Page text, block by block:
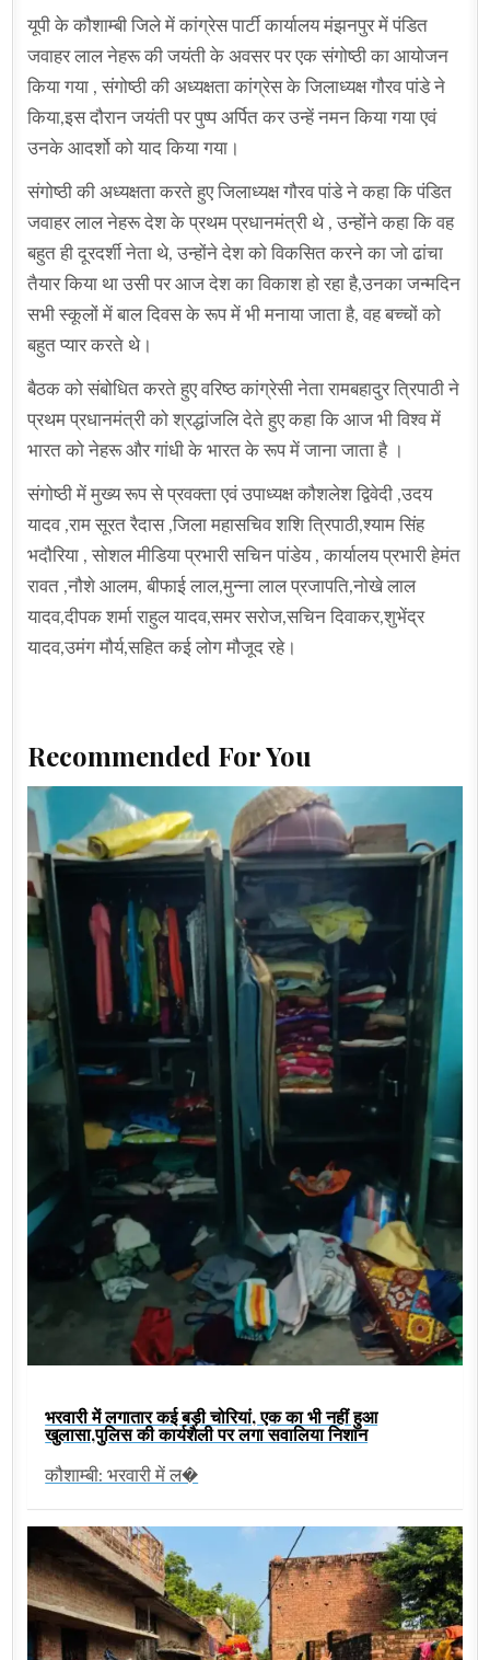
यूपी के कौशाम्बी जिले में कांग्रेस पार्टी कार्यालय मंझनपुर में पंडित
जवाहर लाल नेहरू की जयंती के अवसर पर एक संगोष्ठी का आयोजन
किया गया , संगोष्ठी की अध्यक्षता कांग्रेस के जिलाध्यक्ष गौरव पांडे ने
किया,इस दौरान जयंती पर पुष्प अर्पित कर उन्हें नमन किया गया एवं
उनके आदर्शो को याद किया गया।
संगोष्ठी की अध्यक्षता करते हुए जिलाध्यक्ष गौरव पांडे ने कहा कि पंडित
जवाहर लाल नेहरू देश के प्रथम प्रधानमंत्री थे , उन्होंने कहा कि वह
बहुत ही दूरदर्शी नेता थे, उन्होंने देश को विकसित करने का जो ढांचा
तैयार किया था उसी पर आज देश का विकाश हो रहा है,उनका जन्मदिन
सभी स्कूलों में बाल दिवस के रूप में भी मनाया जाता है, वह बच्चों को
बहुत प्यार करते थे।
बैठक को संबोधित करते हुए वरिष्ठ कांग्रेसी नेता रामबहादुर त्रिपाठी ने
प्रथम प्रधानमंत्री को श्रद्धांजलि देते हुए कहा कि आज भी विश्व में
भारत को नेहरू और गांधी के भारत के रूप में जाना जाता है ।
संगोष्ठी में मुख्य रूप से प्रवक्ता एवं उपाध्यक्ष कौशलेश द्विवेदी ,उदय
यादव ,राम सूरत रैदास ,जिला महासचिव शशि त्रिपाठी,श्याम सिंह
भदौरिया , सोशल मीडिया प्रभारी सचिन पांडेय , कार्यालय प्रभारी हेमंत
रावत ,नौशे आलम, बीफाई लाल,मुन्ना लाल प्रजापति,नोखे लाल
यादव,दीपक शर्मा राहुल यादव,समर सरोज,सचिन दिवाकर,शुभेंद्र
यादव,उमंग मौर्य,सहित कई लोग मौजूद रहे।
Recommended For You
भरवारी में लगातार कई बड़ी चोरियां, एक का भी नहीं हुआ
खुलासा,पुलिस की कार्यशैली पर लगा सवालिया निशान
कौशाम्बी: भरवारी में ल�